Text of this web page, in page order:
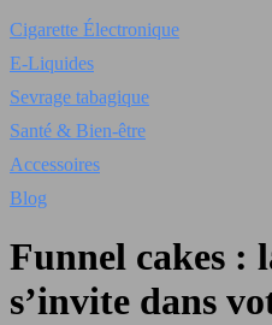
Cigarette Électronique
E-Liquides
Sevrage tabagique
Santé & Bien-être
Accessoires
Blog
Funnel cakes :
s’invite dans